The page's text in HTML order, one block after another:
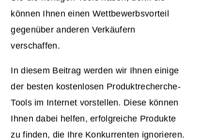
können Ihnen einen Wettbewerbsvorteil
gegenüber anderen Verkäufern
verschaffen.
In diesem Beitrag werden wir Ihnen einige
der besten kostenlosen Produktrecherche-
Tools im Internet vorstellen. Diese können
Ihnen dabei helfen, erfolgreiche Produkte
zu finden, die Ihre Konkurrenten ignorieren.